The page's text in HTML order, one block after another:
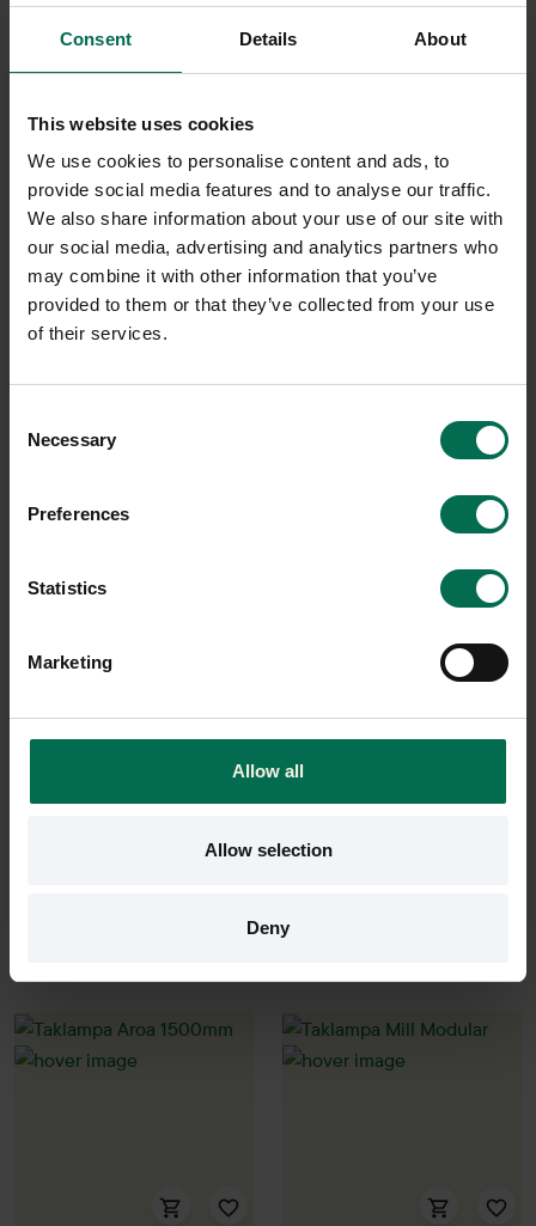
Consent Details About
This website uses cookies
We use cookies to personalise content and ads, to
provide social media features and to analyse our traffic.
We also share information about your use of our site with
our social media, advertising and analytics partners who
may combine it with other information that you’ve
provided to them or that they’ve collected from your use
of their services.
Selection
Necessary
Preferences
Statistics
Marketing
Allow all
Allow selection
Deny
Tom Dixon
Taklampa Beat Stout
5300 kr
Hyr från143kr/mån
5 i lager
Sparar miljön ca 16 kg
Taklampa Hoop Ø625mm
5300 kr
Hyr från143 kr/mån
1 i lager
Begagnad
3000 kr